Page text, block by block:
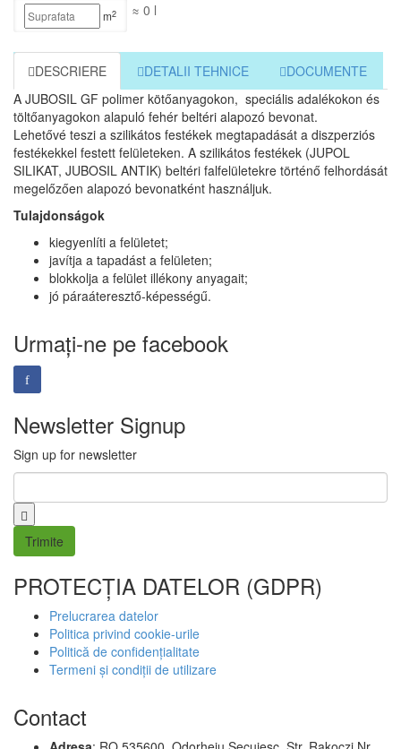
m2 ≈ 0 l
DESCRIERE DETALII TEHNICE
DOCUMENTE
A JUBOSIL GF polimer kötőanyagokon, speciális adalékokon és
töltőanyagokon alapuló fehér beltéri alapozó bevonat.
Lehetővé teszi a szilikátos festékek megtapadását a diszperziós
festékekkel festett felületeken. A szilikátos festékek (JUPOL
SILIKAT, JUBOSIL ANTIK) beltéri falfelületekre történő felhordását
megelőzően alapozó bevonatként használjuk.
Tulajdonságok
kiegyenlíti a felületet;
javítja a tapadást a felületen;
blokkolja a felület illékony anyagait;
jó páraáteresztő-képességű.
Urmați-ne pe facebook
Newsletter Signup
Sign up for newsletter
PROTECȚIA DATELOR (GDPR)
Prelucrarea datelor
Politica privind cookie-urile
Politică de confidențialitate
Termeni și condiții de utilizare
Contact